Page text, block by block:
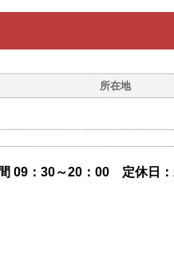
所在地
09：30～20：00 定休日：